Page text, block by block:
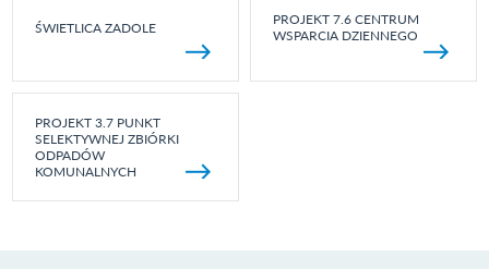
ŚWIETLICA ZADOLE
PROJEKT 7.6 CENTRUM
WSPARCIA DZIENNEGO
PROJEKT 3.7 PUNKT
SELEKTYWNEJ ZBIÓRKI
ODPADÓW
KOMUNALNYCH